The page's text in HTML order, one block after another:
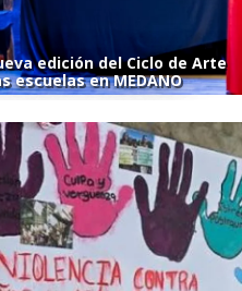
edición del Ciclo de Arte
escuelas en MEDANO